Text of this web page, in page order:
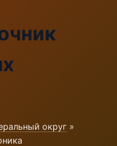
округ »